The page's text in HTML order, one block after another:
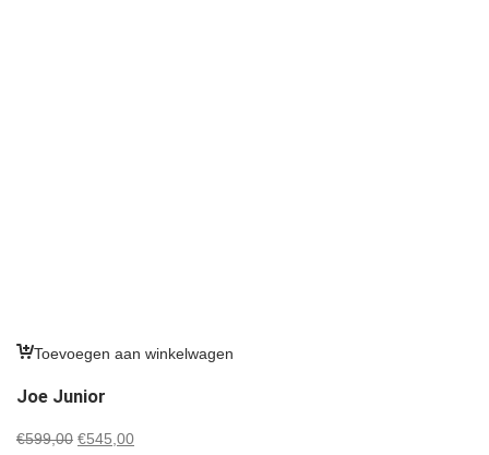
Toevoegen aan winkelwagen
Joe Junior
€599,00 Oorspronkelijke
€545,00Huidige